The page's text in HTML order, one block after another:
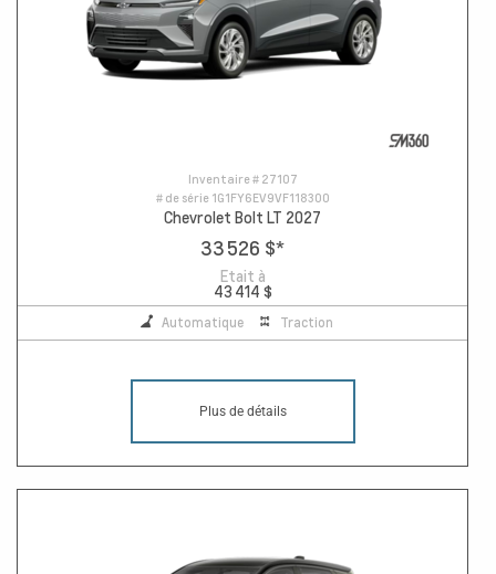
Inventaire # 27107
# de série 1G1FY6EV9VF118300
Chevrolet Bolt LT 2027
33 526 $*
Etait à
43 414 $
Automatique Traction
Plus de détails